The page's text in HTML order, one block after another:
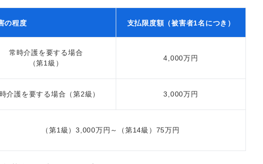
の程度 支払限度額（被害者1名につき）
常時介護を要する場合
（第1級）
4,000万円
介護を要する場合（第2級） 3,000万円
（第1級）3,000万円～（第14級）75万円